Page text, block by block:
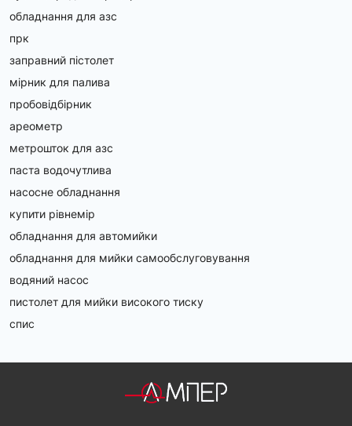
обладнання для азс
прк
заправний пістолет
мірник для палива
пробовідбірник
ареометр
метрошток для азс
паста водочутлива
насосне обладнання
купити рівнемір
обладнання для автомийки
обладнання для мийки самообслуговування
водяний насос
пистолет для мийки високого тиску
спис